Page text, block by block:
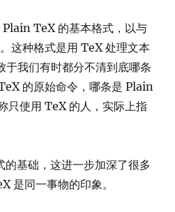
TeX 的基本格式，以与
这种格式是用 TeX 处理文本
于我们有时都分不清到底哪条
的原始命令，哪条是 Plain
只使用 TeX 的人，实际上指
基础，这进一步加深了很多
是同一事物的印象。